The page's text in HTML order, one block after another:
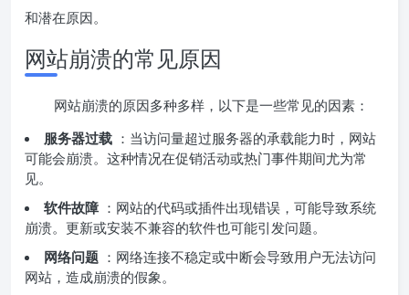
和潜在原因。
网站崩溃的常见原因
网站崩溃的原因多种多样，以下是一些常见的因素：
服务器过载 ：当访问量超过服务器的承载能力时，网站
可能会崩溃。这种情况在促销活动或热门事件期间尤为常
见。
软件故障 ：网站的代码或插件出现错误，可能导致系统
崩溃。更新或安装不兼容的软件也可能引发问题。
网络问题 ：网络连接不稳定或中断会导致用户无法访问
网站，造成崩溃的假象。